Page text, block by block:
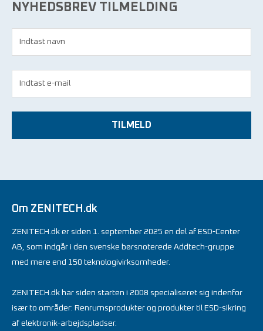
NYHEDSBREV TILMELDING
TILMELD
Om ZENITECH.dk
ZENITECH.dk er siden 1. september 2025 en del af ESD-Center
AB, som indgår i den svenske børsnoterede Addtech-gruppe
med mere end 150 teknologivirksomheder.
ZENITECH.dk har siden starten i 2008 specialiseret sig indenfor
især to områder: Renrumsprodukter og produkter til ESD-sikring
af elektronik-arbejdspladser.